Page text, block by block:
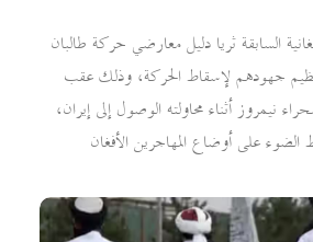
السابقة ثريا دليل معارضي حركة طالبان
جهودهم لإسقاط الحركة، وذلك عقب
نيمروز أثناء محاولته الوصول إلى إيران،